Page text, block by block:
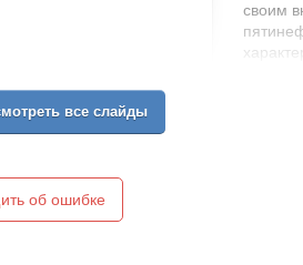
своим
все слайды
об ошибке